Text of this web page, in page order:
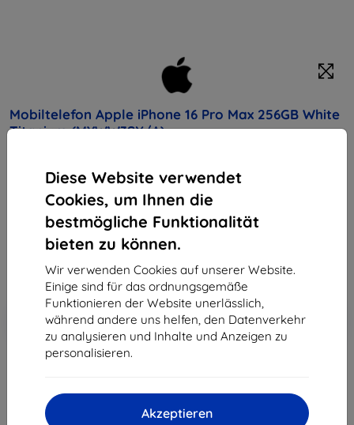
Diese Website verwendet
Cookies, um Ihnen die
bestmögliche Funktionalität
bieten zu können.
Wir verwenden Cookies auf unserer Website.
Einige sind für das ordnungsgemäße
Funktionieren der Website unerlässlich,
während andere uns helfen, den Datenverkehr
zu analysieren und Inhalte und Anzeigen zu
personalisieren.
Akzeptieren
Mobiltelefon Apple iPhone 16 Pro Max 256GB White
Titanium (MYWW3SX/A)
Kaufen Sie dieses Gerät und erhalten Sie
Rabatt
auf sämtliches Zubehör dafür!
Endpreis
1.450,90 €
1.036,71 €
-10%
Rabatt mit Gutschein
EXTRA10
In den
Warenkorb
ausverkauft